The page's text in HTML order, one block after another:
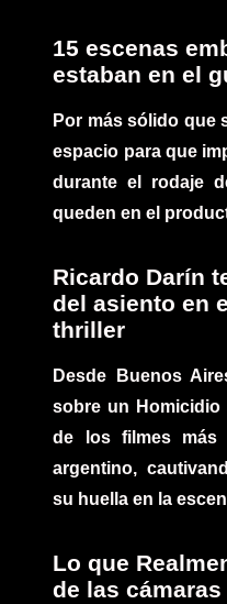
15 escenas
estaban en el
Por más sólido que
espacio para que
durante el rodaje
queden en el
Ricardo Darín
del asiento en
thriller
Desde Buenos
sobre un Homicidio
de los filmes más
argentino,
su huella en la
Lo que
de las cámaras